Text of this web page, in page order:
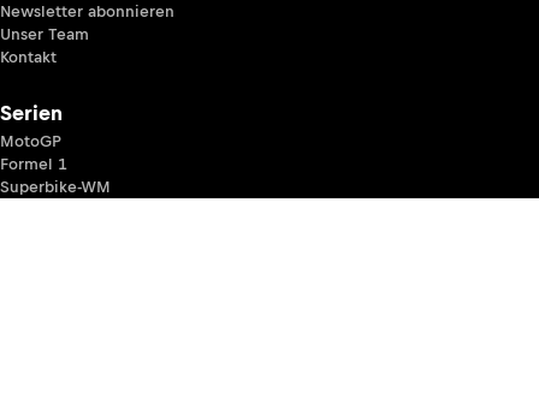
Newsletter abonnieren
Unser Team
Kontakt
Serien
MotoGP
Formel 1
Superbike-WM